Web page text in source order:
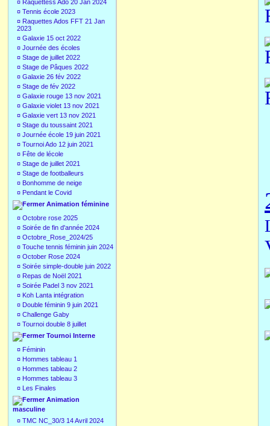
¤ Raquettess Ado 20 Jan 2024
¤ Tennis école 2023
¤ Raquettes Ados FFT 21 Jan
2023
¤ Galaxie 15 oct 2022
¤ Journée des écoles
¤ Stage de juillet 2022
¤ Stage de Pâques 2022
¤ Galaxie 26 fév 2022
¤ Stage de fév 2022
¤ Galaxie rouge 13 nov 2021
¤ Galaxie violet 13 nov 2021
¤ Galaxie vert 13 nov 2021
¤ Stage du toussaint 2021
¤ Journée école 19 juin 2021
¤ Tournoi Ado 12 juin 2021
¤ Fête de lécole
¤ Stage de juillet 2021
¤ Stage de footballeurs
¤ Bonhomme de neige
¤ Pendant le Covid
Animation féminine
¤ Octobre rose 2025
¤ Soirée de fin d'année 2024
¤ Octobre_Rose_2024/25
¤ Touche tennis féminin juin 2024
¤ October Rose 2024
¤ Soirée simple-double juin 2022
¤ Repas de Noël 2021
¤ Soirée Padel 3 nov 2021
¤ Koh Lanta intégration
¤ Double féminin 9 juin 2021
¤ Challenge Gaby
¤ Tournoi double 8 juillet
Tournoi Interne
¤ Féminin
¤ Hommes tableau 1
¤ Hommes tableau 2
¤ Hommes tableau 3
¤ Les Finales
Animation
masculine
¤ TMC NC_30/3 14 Avril 2024